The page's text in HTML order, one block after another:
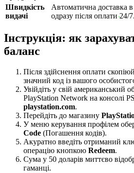
Швидкість
видачі
Автоматична доставка
одразу після оплати 24/7.
Інструкція: як
баланс
Після здійснення оплати
значний код із вашого
Увійдіть у свій американський
PlayStation Network на консолі
playstation.com.
Перейдіть до магазину
У меню керування профілем
Code (Погашення кодів).
Акуратно введіть отриманий
операцію кнопкою Redeem.
Сума у 50 доларів миттєво
гаманці.